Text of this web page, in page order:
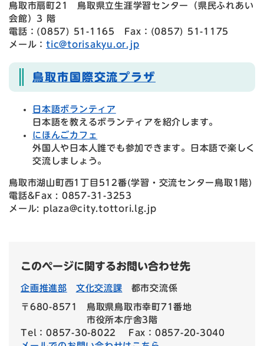
鳥取市扇町21 鳥取県立生涯学習センター（県民ふれあい
会館）3 階
電話：(0857) 51-1165 Fax：(0857) 51-1175
メール： tic@torisakyu.or.jp
鳥取市国際交流プラザ
日本語ボランティア
日本語を教えるボランティアを紹介します。
にほんごカフェ
外国人や日本人誰でも参加できます。日本語で楽しく
交流しましょう。
鳥取市湖山町西1丁目512番(学習・交流センター鳥取1階)
電話&Fax : 0857-31-3253
メール: plaza@city.tottori.lg.jp
このページに関するお問い合わせ先
企画推進部 文化交流課 都市交流係
〒680-8571
鳥取県鳥取市幸町71番地
市役所本庁舎3階
Tel：0857-30-8022
Fax：0857-20-3040